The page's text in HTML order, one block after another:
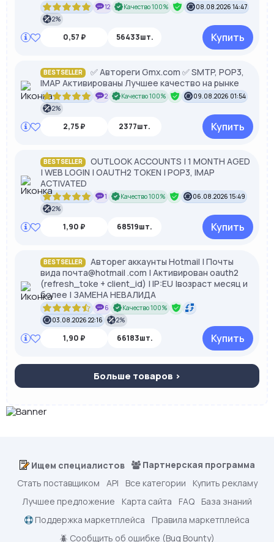
12 Качество 100%
08.08.2026 14:47
2%
0,57 ₽ 56433шт. Купить
BESTSELLER
✅ Автореги Gmx.com ✅ SMTP, POP3,
IMAP Активированы Лучшее качество на рынке
2 Качество 100%
09.08.2026 01:54
2%
2,75 ₽ 2377шт. Купить
BESTSELLER
OUTLOOK ACCOUNTS | 1 MONTH AGED
| WEB LOGIN | OAUTH2 TOKEN | POP3, IMAP
ACTIVATED
1 Качество 100%
06.08.2026 15:49
2%
1,90 ₽ 68519шт. Купить
BESTSELLER
Авторег аккаунты Hotmail | Почты
вида почта@hotmail .com | Активирован oauth2
(refresh_toke + client_id) | IP:EU |возраст месяц и
более | ЗАМЕНА НЕВАЛИДА
6
Качество 100%
03.08.2026 22:16
2%
1,90 ₽ 66183шт. Купить
Больше товаров >
Ищем специалистов
Партнерская программа
Стать поставщиком
API Все категории
Купить рекламу
Лучшее предложение
Карта сайта FAQ
База знаний
Поддержка маркетплейса
Правила маркетплейса
🪲 Сообщить об ошибке (Bug Bounty)